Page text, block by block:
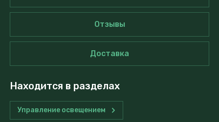
Отзывы
Доставка
Находится в разделах
Управление освещением